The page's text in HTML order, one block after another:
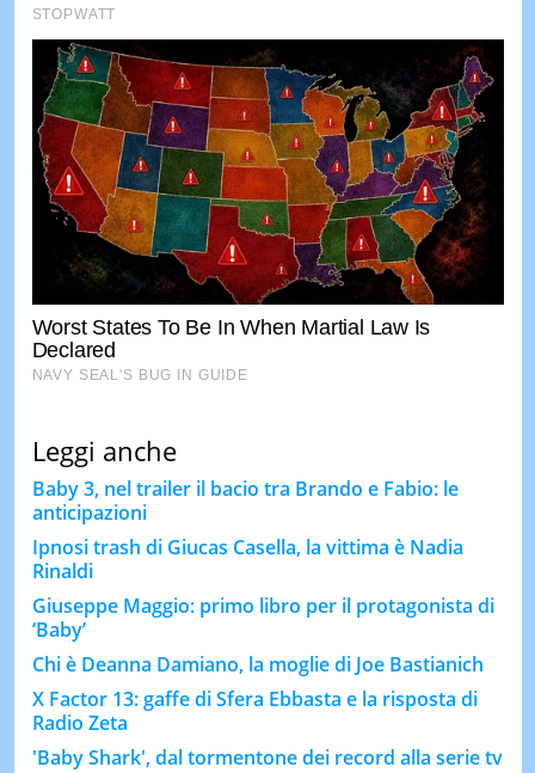
Leggi anche
Baby 3, nel trailer il bacio tra Brando e Fabio: le
anticipazioni
Ipnosi trash di Giucas Casella, la vittima è Nadia
Rinaldi
Giuseppe Maggio: primo libro per il protagonista di
‘Baby’
Chi è Deanna Damiano, la moglie di Joe Bastianich
X Factor 13: gaffe di Sfera Ebbasta e la risposta di
Radio Zeta
'Baby Shark', dal tormentone dei record alla serie tv